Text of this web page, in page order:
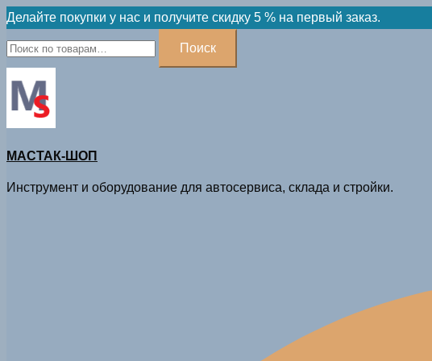
Skip
to
content
Делайте покупки у нас и получите скидку 5 % на первый заказ.
Искать:
Поиск
МАСТАК-ШОП
Инструмент и оборудование для автосервиса, склада и стройки.